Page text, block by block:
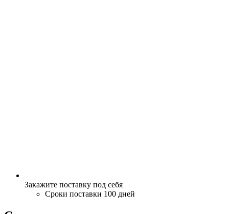
Закажите поставку под себя
Сроки поставки 100 дней